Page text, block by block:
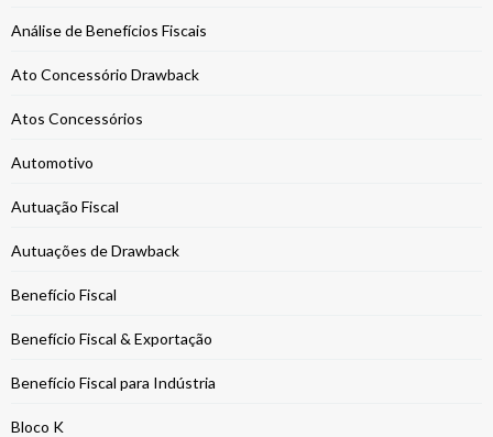
Análise de Benefícios Fiscais
Ato Concessório Drawback
Atos Concessórios
Automotivo
Autuação Fiscal
Autuações de Drawback
Benefício Fiscal
Benefício Fiscal & Exportação
Benefício Fiscal para Indústria
Bloco K